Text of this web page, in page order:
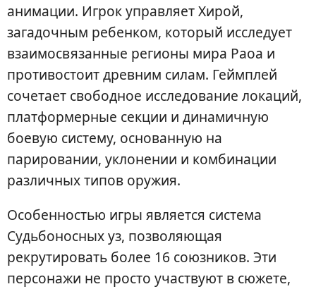
анимации. Игрок управляет Хирой,
загадочным ребенком, который исследует
взаимосвязанные регионы мира Раоа и
противостоит древним силам. Геймплей
сочетает свободное исследование локаций,
платформерные секции и динамичную
боевую систему, основанную на
парировании, уклонении и комбинации
различных типов оружия.
Особенностью игры является система
Судьбоносных уз, позволяющая
рекрутировать более 16 союзников. Эти
персонажи не просто участвуют в сюжете,